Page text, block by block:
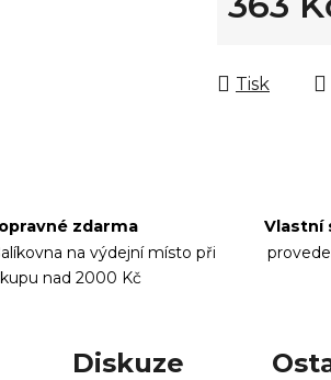
Tisk
zdarma
na výdejní místo při
nad 2000 Kč
Vlastní
Diskuze